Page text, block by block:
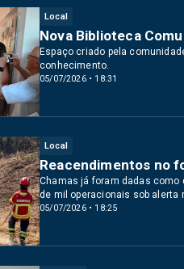
Local
05/07/2026 • 18:31
Nova Biblioteca
Espaço criado pela
conhecimento.
Local
05/07/2026 • 18:25
Reacendimentos no
Chamas já foram dadas
de mil operacionais sob alerta